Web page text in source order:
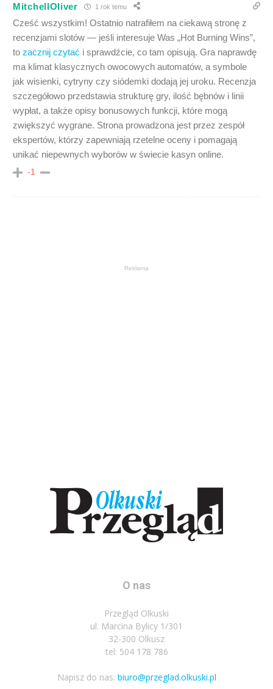
MitchellOliver 1 rok temu
Cześć wszystkim! Ostatnio natrafiłem na ciekawą stronę z
recenzjami slotów — jeśli interesuje Was „Hot Burning Wins”,
to zacznij czytać i sprawdźcie, co tam opisują. Gra naprawdę
ma klimat klasycznych owocowych automatów, a symbole
jak wisienki, cytryny czy siódemki dodają jej uroku. Recenzja
szczegółowo przedstawia strukturę gry, ilość bębnów i linii
wypłat, a także opisy bonusowych funkcji, które mogą
zwiększyć wygrane. Strona prowadzona jest przez zespół
ekspertów, którzy zapewniają rzetelne oceny i pomagają
unikać niepewnych wyborów w świecie kasyn online.
-1
Reklama
O nas
Przegląd Olkuski
ul. Marcina Bylicy 1/301
32-300 Olkusz
tel: 504 178 786
Napisz do nas: biuro@przeglad.olkuski.pl